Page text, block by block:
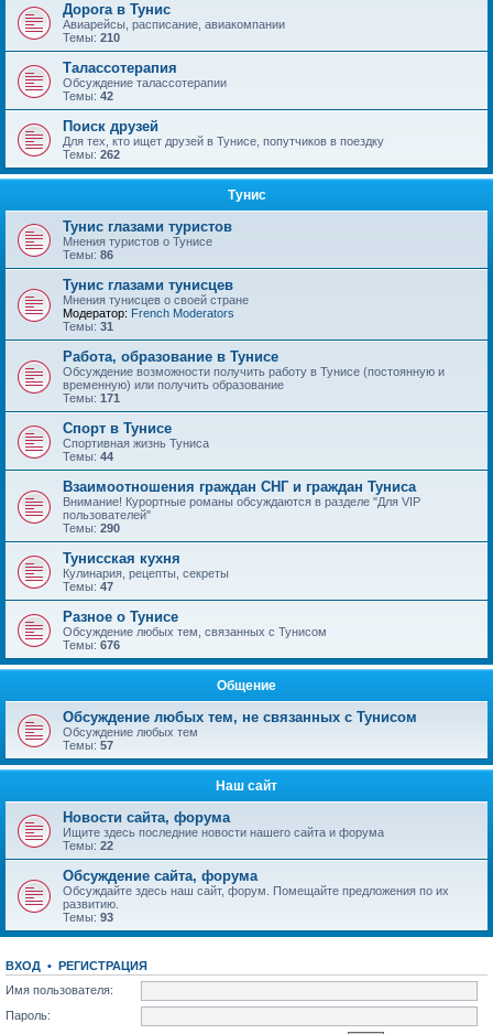
Дорога в Тунис
Авиарейсы, расписание, авиакомпании
Темы: 210
Талассотерапия
Обсуждение талассотерапии
Темы: 42
Поиск друзей
Для тех, кто ищет друзей в Тунисе, попутчиков в поездку
Темы: 262
Тунис
Тунис глазами туристов
Мнения туристов о Тунисе
Темы: 86
Тунис глазами тунисцев
Мнения тунисцев о своей стране
Модератор: French Moderators
Темы: 31
Работа, образование в Тунисе
Обсуждение возможности получить работу в Тунисе (постоянную и
временную) или получить образование
Темы: 171
Спорт в Тунисе
Спортивная жизнь Туниса
Темы: 44
Взаимоотношения граждан СНГ и граждан Туниса
Внимание! Курортные романы обсуждаются в разделе "Для VIP
пользователей"
Темы: 290
Тунисская кухня
Кулинария, рецепты, секреты
Темы: 47
Разное о Тунисе
Обсуждение любых тем, связанных с Тунисом
Темы: 676
Общение
Обсуждение любых тем, не связанных с Тунисом
Обсуждение любых тем
Темы: 57
Наш сайт
Новости сайта, форума
Ищите здесь последние новости нашего сайта и форума
Темы: 22
Обсуждение сайта, форума
Обсуждайте здесь наш сайт, форум. Помещайте предложения по их
развитию.
Темы: 93
ВХОД • РЕГИСТРАЦИЯ
Имя пользователя:
Пароль: